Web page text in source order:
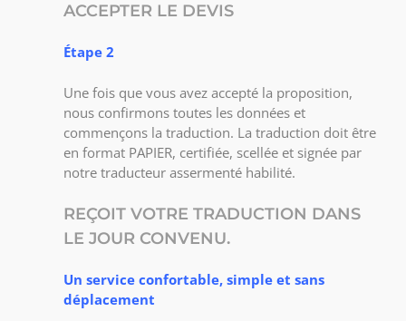
ACCEPTER LE DEVIS
Étape 2
Une fois que vous avez accepté la proposition,
nous confirmons toutes les données et
commençons la traduction. La traduction doit être
en format PAPIER, certifiée, scellée et signée par
notre traducteur assermenté habilité.
REÇOIT VOTRE TRADUCTION DANS
LE JOUR CONVENU.
Un service confortable, simple et sans
déplacement